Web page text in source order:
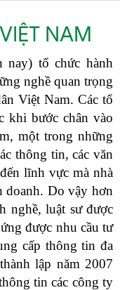
NAM
nay) tổ chức hành
nghề quan trọng
Việt Nam. Các tổ
khi bước chân vào
một trong những
thông tin, các văn
lĩnh vực mà nhà
doanh. Do vậy hơn
nghề, luật sư được
được nhu cầu tư
cấp thông tin đa
lập năm 2007
tin các công ty